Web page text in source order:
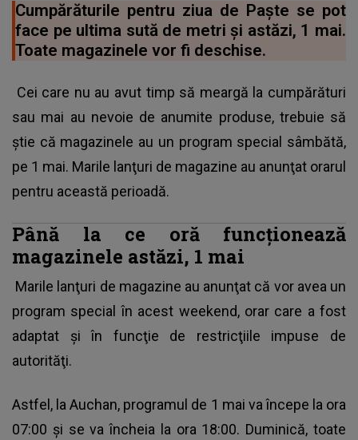
Cumpărăturile pentru ziua de Paşte se pot
face pe ultima sută de metri şi astăzi, 1 mai.
Toate magazinele vor fi deschise.
Cei care nu au avut timp să meargă la cumpărături
sau mai au nevoie de anumite produse, trebuie să
ştie că magazinele au un program special sâmbătă,
pe 1 mai. Marile lanţuri de magazine au anunţat orarul
pentru această perioadă.
Până la ce oră funcţionează
magazinele astăzi, 1 mai
Marile lanţuri de magazine au anunţat că vor avea un
program special în acest weekend, orar care a fost
adaptat şi în funcţie de restricţiile impuse de
autorităţi.
Astfel, la Auchan, programul de 1 mai va începe la ora
07:00 şi se va încheia la ora 18:00. Duminică, toate